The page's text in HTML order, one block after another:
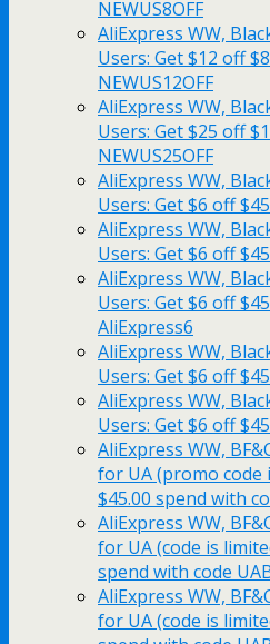
NEWUS8OFF
AliExpress WW,
Users: Get $12 off
NEWUS12OFF
AliExpress WW,
Users: Get $25 off
NEWUS25OFF
AliExpress WW,
Users: Get $6 off
AliExpress WW,
Users: Get $6 off
AliExpress WW,
Users: Get $6 off
AliExpress6
AliExpress WW,
Users: Get $6 off
AliExpress WW,
Users: Get $6 off
AliExpress WW,
for UA (promo code
$45.00 spend with
AliExpress WW,
for UA (code is
spend with code
AliExpress WW,
for UA (code is